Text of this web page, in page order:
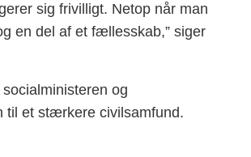
sig frivilligt. Netop når man
en del af et fællesskab,” siger
og
til et stærkere civilsamfund.